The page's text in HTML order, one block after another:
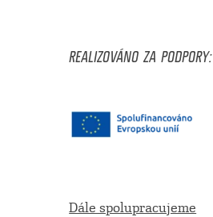
REALIZOVÁNO ZA PODPORY:
Dále spolupracujeme